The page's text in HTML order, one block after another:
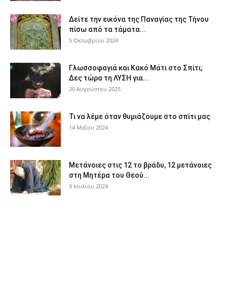
Δείτε την εικόνα της Παναγίας της Τήνου
πίσω από τα τάματα...
5 Οκτωβρίου 2024
Γλωσσοφαγιά και Κακό Μάτι στο Σπίτι;
Δες τώρα τη ΛΥΣΗ για...
20 Αυγούστου 2025
Τι να λέμε όταν θυμιάζουμε στο σπίτι μας
14 Μαΐου 2024
Μετάνοιες στις 12 το βράδυ, 12 μετάνοιες
στη Μητέρα του Θεού...
9 Ιουλίου 2024